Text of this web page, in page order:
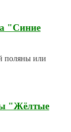
"Синие
поляны или
"Жёлтые